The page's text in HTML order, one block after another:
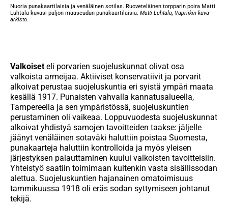
Nuoria punakaartilaisia ja venäläinen sotilas. Ruoveteläinen torpparin poira Matti
Luhtala kuvasi paljon maaseudun punakaartilaisia. Matti Luhtala, Vapriikin kuva-
arkisto.
Valkoiset eli porvarien suojeluskunnat olivat osa
valkoista armeijaa. Aktiiviset konservatiivit ja porvarit
alkoivat perustaa suojeluskuntia eri syistä ympäri maata
kesällä 1917. Punaisten vahvalla kannatusalueella,
Tampereella ja sen ympäristössä, suojeluskuntien
perustaminen oli vaikeaa. Loppuvuodesta suojeluskunnat
alkoivat yhdistyä samojen tavoitteiden taakse: jäljelle
jäänyt venäläinen sotaväki haluttiin poistaa Suomesta,
punakaarteja haluttiin kontrolloida ja myös yleisen
järjestyksen palauttaminen kuului valkoisten tavoitteisiin.
Yhteistyö saatiin toimimaan kuitenkin vasta sisällissodan
alettua. Suojeluskuntien hajanainen omatoimisuus
tammikuussa 1918 oli eräs sodan syttymiseen johtanut
tekijä.